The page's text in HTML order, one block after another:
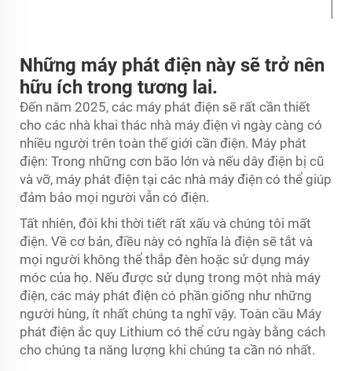
Những máy phát điện này sẽ trở nên
hữu ích trong tương lai.
Đến năm 2025, các máy phát điện sẽ rất cần thiết
cho các nhà khai thác nhà máy điện vì ngày càng có
nhiều người trên toàn thế giới cần điện. Máy phát
điện: Trong những cơn bão lớn và nếu dây điện bị cũ
và vỡ, máy phát điện tại các nhà máy điện có thể giúp
đảm bảo mọi người vẫn có điện.
Tất nhiên, đôi khi thời tiết rất xấu và chúng tôi mất
điện. Về cơ bản, điều này có nghĩa là điện sẽ tắt và
mọi người không thể thắp đèn hoặc sử dụng máy
móc của họ. Nếu được sử dụng trong một nhà máy
điện, các máy phát điện có phần giống như những
người hùng, ít nhất chúng ta nghĩ vậy. Toàn cầu Máy
phát điện ắc quy Lithium có thể cứu ngày bằng cách
cho chúng ta năng lượng khi chúng ta cần nó nhất.